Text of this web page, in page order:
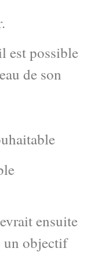
est possible
de son
ensuite
un objectif